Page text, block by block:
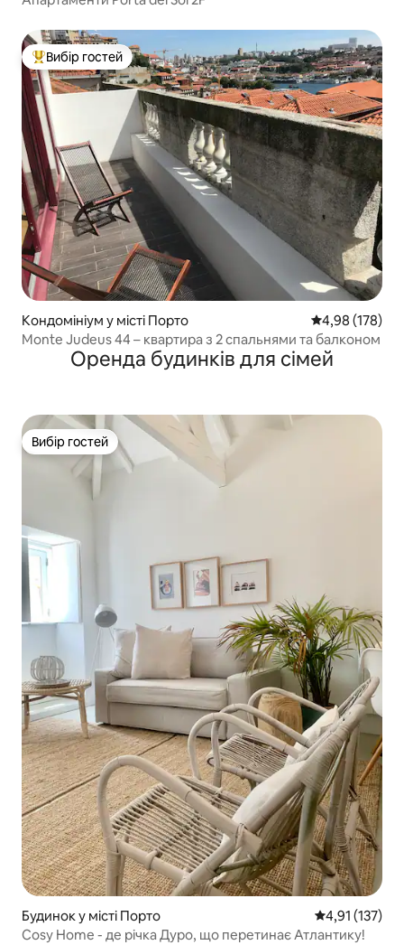
Топ вибір гостей
Вибір гостей
Кондомініум у місті Порто Середня
4,98 (178)
Monte Judeus 44 – квартира з 2 спальнями та балконом
Оренда будинків для сімей
Вибір гостей
Вибір гостей
Будинок у місті Порто Середня
4,91 (137)
Cosy Home - де річка Дуро, що перетинає Атлантику!